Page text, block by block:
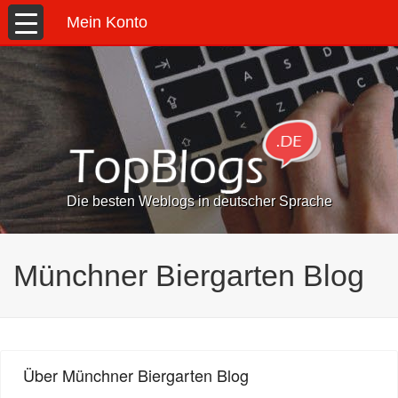
Mein Konto
Die besten Weblogs in deutscher Sprache
Münchner Biergarten Blog
Über Münchner Biergarten Blog